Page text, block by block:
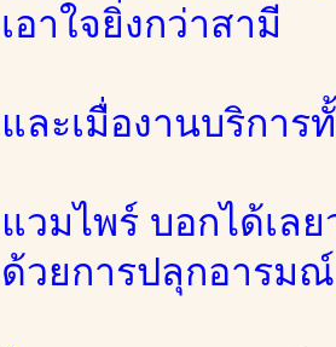
เอาใจยิ่งกว่าสามี
และเมื่องานบริการ
แวมไพร์ บอกได้เล
ด้วยการปลุกอารม